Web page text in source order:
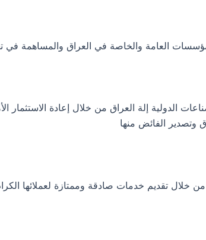
العامة والخاصة في العراق والمساهمة
إلة العراق من خلال إعادة الاستثمار
وتصدير الفائض منها
من خلال تقديم خدمات صادقة وممتازة لعملائها